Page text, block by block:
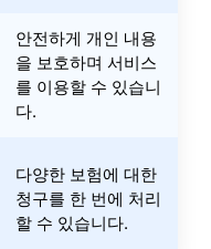
안전하게 개인 내용
을 보호하며 서비스
를 이용할 수 있습니
다.
다양한 보험에 대한
청구를 한 번에 처리
할 수 있습니다.